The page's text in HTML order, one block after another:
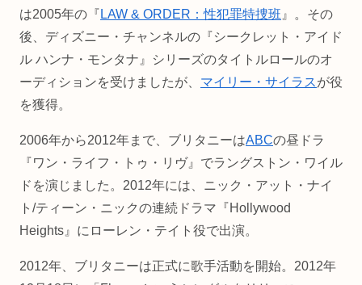
は2005年の『LAW & ORDER：性犯罪特捜班』。その
後、ディズニー・チャンネルの『シークレット・アイド
ル ハンナ・モンタナ』シリーズのタイトルロールのオ
ーディションを受けましたが、 マイリー・サイラスが役
を獲得。
2006年から2012年まで、ブリタニーはABCの昼ドラ
『ワン・ライフ・トゥ・リヴ』でラングストン・ワイル
ドを演じました。2012年には、ニック・アット・ナイ
ト/ティーン・ニックの連続ドラマ『Hollywood
Heights』にローレン・テイト役で出演。
2012年、ブリタニーは正式に歌手活動を開始。2012年